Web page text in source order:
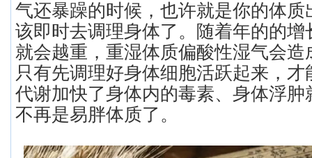
气还暴躁的时候，也许就是你的体质
该即时去调理身体了。随着年的的增
就会越重，重湿体质偏酸性湿气会
只有先调理好身体细胞活跃起来，
代谢加快了身体内的毒素、身体浮肿
不再是易胖体质了。